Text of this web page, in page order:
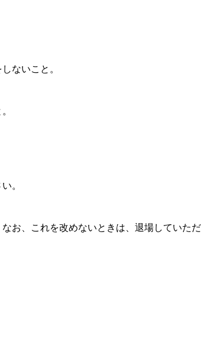
ないこと。
。
お、これを改めないときは、退場していた